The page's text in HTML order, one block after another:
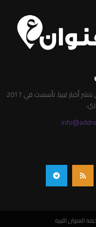
صحيفة العنوان الليبية صحيفة إلكترونية تعني بنشر أخبار ليبيا. تأسست في 2017
الليبية